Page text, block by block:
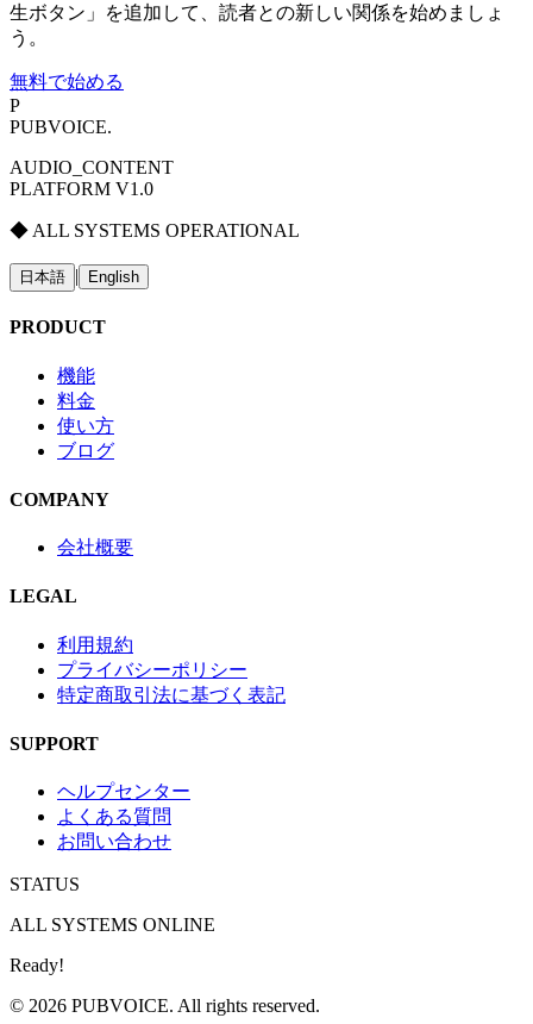
生ボタン」を追加して、読者との新しい関係を始めましょ
う。
無料で始める
P
PUBVOICE.
AUDIO_CONTENT
PLATFORM V1.0
◆ ALL SYSTEMS OPERATIONAL
日本語 | English
PRODUCT
機能
料金
使い方
ブログ
COMPANY
会社概要
LEGAL
利用規約
プライバシーポリシー
特定商取引法に基づく表記
SUPPORT
ヘルプセンター
よくある質問
お問い合わせ
STATUS
ALL SYSTEMS ONLINE
Ready!
© 2026 PUBVOICE. All rights reserved.